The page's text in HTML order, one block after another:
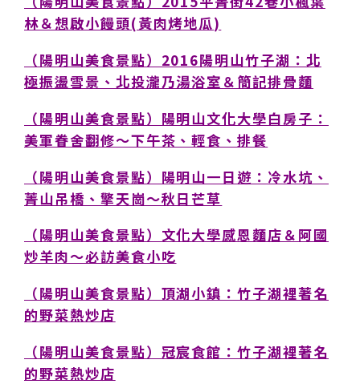
林＆想啟小饅頭(黃肉烤地瓜)
（陽明山美食景點）2016陽明山竹子湖：北
極振盪雪景、北投瀧乃湯浴室＆簡記排骨麵
（陽明山美食景點）陽明山文化大學白房子：
美軍眷舍翻修～下午茶、輕食、排餐
（陽明山美食景點）陽明山一日遊：冷水坑、
菁山吊橋、擎天崗～秋日芒草
（陽明山美食景點）文化大學感恩麵店＆阿國
炒羊肉～必訪美食小吃
（陽明山美食景點）頂湖小鎮：竹子湖裡著名
的野菜熱炒店
（陽明山美食景點）冠宸食館：竹子湖裡著名
的野菜熱炒店